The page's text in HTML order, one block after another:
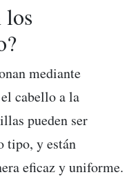
los
mediante
cabello a la
pueden ser
tipo, y están
eficaz y uniforme.